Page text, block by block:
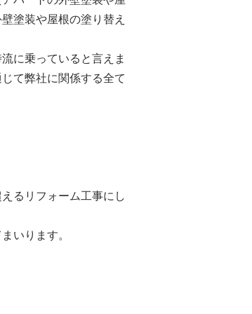
塗装や屋根の塗り替え
に乗っていると言えま
て弊社に関係する全て
るリフォーム工事にし
いります。